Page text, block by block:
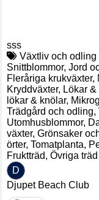
sss
Växtliv och odling
Snittblommor, Jord
Fleråriga krukväxter,
Kryddväxter, Lökar
lökar & knölar,
Trädgård och odling,
Utomhusblommor,
växter, Grönsaker
örter, Tomatplanta,
Fruktträd, Övriga träd
D
Djupet Beach Club